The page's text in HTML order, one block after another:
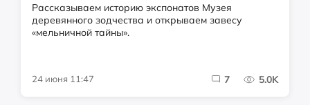
Рассказываем историю экспонатов Музея
деревянного зодчества и открываем завесу
«мельничной тайны».
24 июня 11:47 7 5.0K